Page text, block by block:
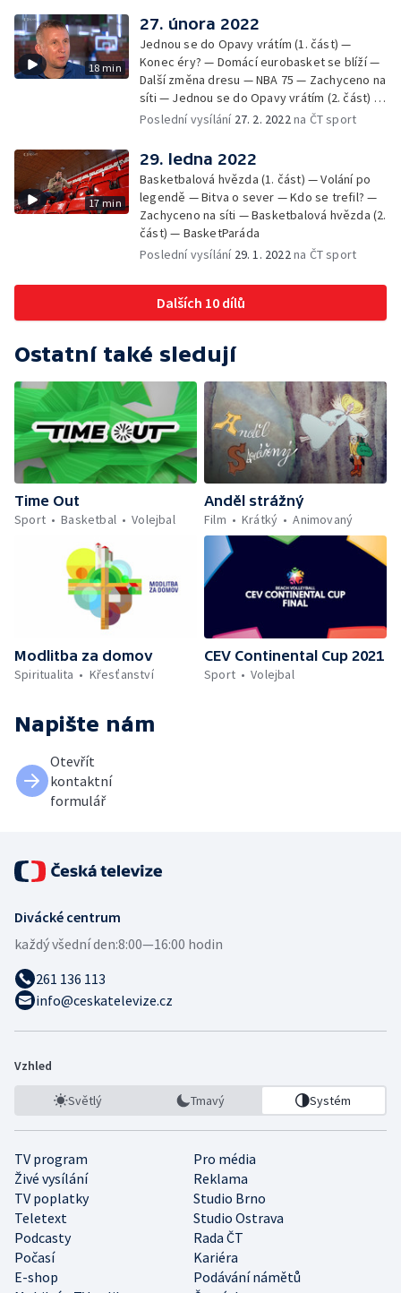
18 min
27. února 2022
Jednou se do Opavy vrátím (1. část) —
Konec éry? — Domácí eurobasket se blíží —
Další změna dresu — NBA 75 — Zachyceno na
síti — Jednou se do Opavy vrátím (2. část) —
BasketParáda
Poslední vysílání 27. 2. 2022 na ČT sport
17 min
29. ledna 2022
Basketbalová hvězda (1. část) — Volání po
legendě — Bitva o sever — Kdo se trefil? —
Zachyceno na síti — Basketbalová hvězda (2.
část) — BasketParáda
Poslední vysílání 29. 1. 2022 na ČT sport
Dalších 10 dílů
Ostatní také sledují
Time Out
Sport
Basketbal Volejbal
Anděl strážný
Film
Krátký Animovaný
Modlitba za domov
Spiritualita
Křesťanství
CEV Continental Cup 2021
Sport
Volejbal
Napište nám
Otevřít
kontaktní
formulář
Divácké centrum
každý všední den:8:00—16:00 hodin
261 136 113
info@ceskatelevize.cz
Vzhled
Světlý Tmavý Systém
TV program
Pro média
Živé vysílání
Reklama
TV poplatky
Studio Brno
Teletext
Studio Ostrava
Podcasty
Rada ČT
Počasí
Kariéra
E-shop
Podávání námětů